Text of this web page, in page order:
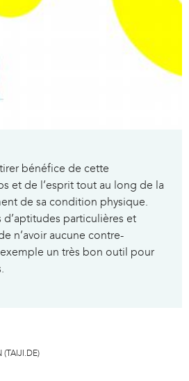
bénéfice de cette
et de l’esprit tout au long de la
de sa condition physique.
d’aptitudes particulières et
n’avoir aucune contre-
un très bon outil pour
(TAIJI.DE)